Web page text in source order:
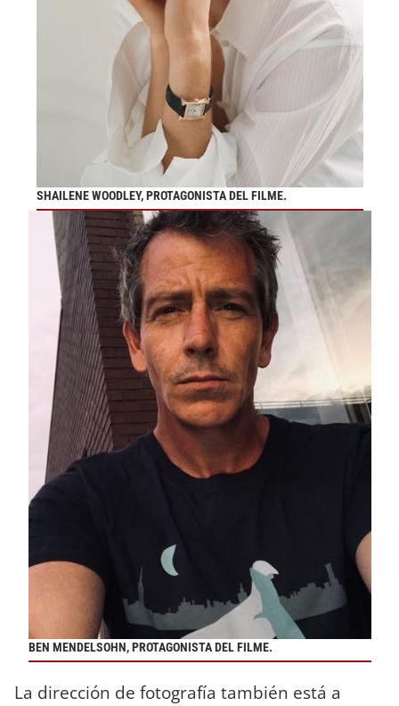
SHAILENE WOODLEY, PROTAGONISTA DEL FILME.
BEN MENDELSOHN, PROTAGONISTA DEL FILME.
La dirección de fotografía también está a